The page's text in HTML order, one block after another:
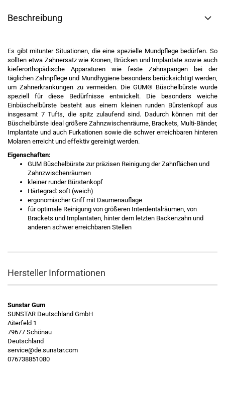
Beschreibung
Es gibt mitunter Situationen, die eine spezielle Mundpflege bedürfen. So
sollten etwa Zahnersatz wie Kronen, Brücken und Implantate sowie auch
kieferorthopädische Apparaturen wie feste Zahnspangen bei der
täglichen Zahnpflege und Mundhygiene besonders berücksichtigt werden,
um Zahnerkrankungen zu vermeiden. Die GUM® Büschelbürste wurde
speziell für diese Bedürfnisse entwickelt. Die besonders weiche
Einbüschelbürste besteht aus einem kleinen runden Bürstenkopf aus
insgesamt 7 Tufts, die spitz zulaufend sind. Dadurch können mit der
Büschelbürste ideal größere Zahnzwischenräume, Brackets, Multi-Bänder,
Implantate und auch Furkationen sowie die schwer erreichbaren hinteren
Molaren erreicht und effektiv gereinigt werden.
Eigenschaften:
GUM Büschelbürste zur präzisen Reinigung der Zahnflächen und
Zahnzwischenräumen
kleiner runder Bürstenkopf
Härtegrad: soft (weich)
ergonomischer Griff mit Daumenauflage
für optimale Reinigung von größeren Interdentalräumen, von
Brackets und Implantaten, hinter dem letzten Backenzahn und
anderen schwer erreichbaren Stellen
Hersteller Informationen
Sunstar Gum
SUNSTAR Deutschland GmbH
Aiterfeld 1
79677 Schönau
Deutschland
service@de.sunstar.com
076738851080